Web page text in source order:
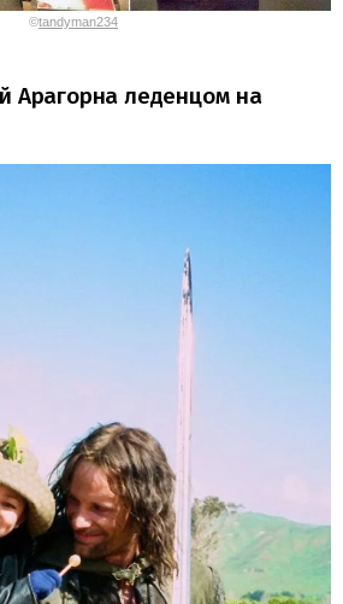
©tandyman234
Арагорна леденцом на